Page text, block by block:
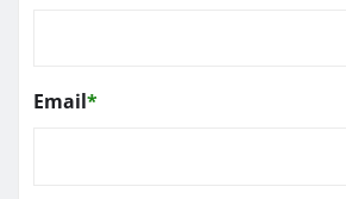
Email*